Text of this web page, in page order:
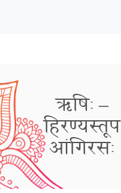
ऋषिः –
हिरण्यस्तूप
आंगिरसः